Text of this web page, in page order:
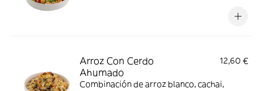
Arroz Con Cerdo
Ahumado
12,60 €
Combinación de arroz blanco, cachai,